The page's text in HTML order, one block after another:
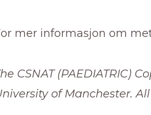
mer informasjon om
CSNAT (PAEDIATRIC)
of Manchester.